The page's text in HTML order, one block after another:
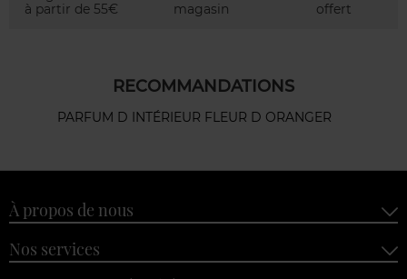
à partir de 55€
magasin
offert
RECOMMANDATIONS
PARFUM D INTÉRIEUR FLEUR D ORANGER
À propos de nous
Nos services